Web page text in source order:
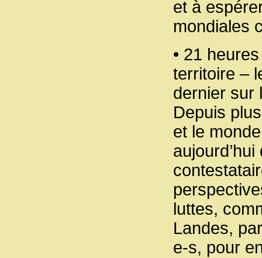
et à
mondiales
• 21
territoire –
dernier sur
Depuis
et le
luttes,
Landes,
e-s, pour